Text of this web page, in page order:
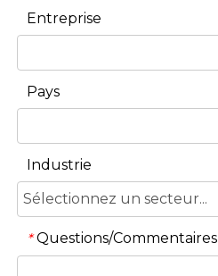
Entreprise
Pays
Industrie
* Questions/Commentaires